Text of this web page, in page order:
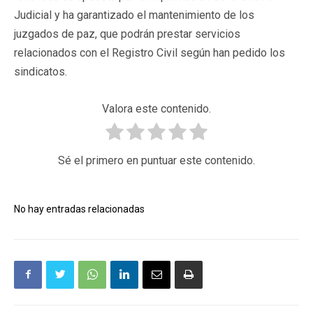
Judicial y ha garantizado el mantenimiento de los
juzgados de paz, que podrán prestar servicios
relacionados con el Registro Civil según han pedido los
sindicatos.
Valora este contenido.
Sé el primero en puntuar este contenido.
No hay entradas relacionadas